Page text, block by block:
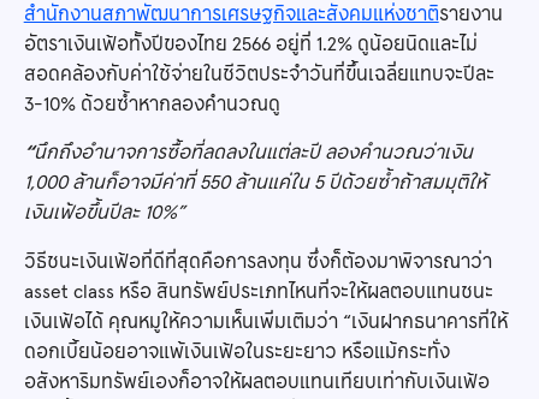
สำนักงานสภาพัฒนาการเศรษฐกิจและสังคมแห่งชาติรายงาน
อัตราเงินเฟ้อทั้งปีของไทย 2566 อยู่ที่ 1.2% ดูน้อยนิดและไม่
สอดคล้องกับค่าใช้จ่ายในชีวิตประจำวันที่ขึ้นเฉลี่ยแทบจะปีละ
3-10% ด้วยซ้ำหากลองคำนวณดู
“นึกถึงอำนาจการซื้อที่ลดลงในแต่ละปี ลองคำนวณว่าเงิน
1,000 ล้านก็อาจมีค่าที่ 550 ล้านแค่ใน 5 ปีด้วยซ้ำถ้าสมมุติให้
เงินเฟ้อขึ้นปีละ 10%”
วิธีชนะเงินเฟ้อที่ดีที่สุดคือการลงทุน ซึ่งก็ต้องมาพิจารณาว่า
asset class หรือ สินทรัพย์ประเภทไหนที่จะให้ผลตอบแทนชนะ
เงินเฟ้อได้ คุณหมูให้ความเห็นเพิ่มเติมว่า “เงินฝากธนาคารที่ให้
ดอกเบี้ยน้อยอาจแพ้เงินเฟ้อในระยะยาว หรือแม้กระทั่ง
อสังหาริมทรัพย์เองก็อาจให้ผลตอบแทนเทียบเท่ากับเงินเฟ้อ